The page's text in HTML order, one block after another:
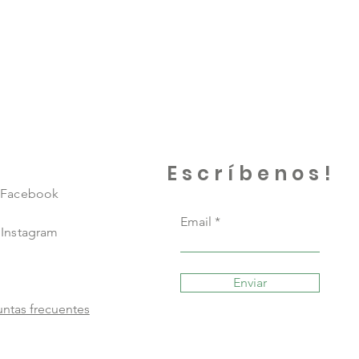
Facebook
Instagram
frecuentes
Escríbenos!
Email
Enviar